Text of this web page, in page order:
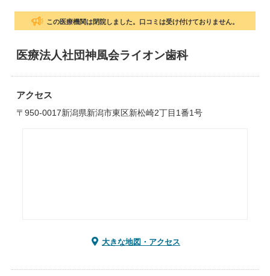
この医療機関は閉院しました。口コミは受け付けておりません。
医療法人社団神風会ライオン歯科
アクセス
〒950-0017新潟県新潟市東区新松崎2丁目1番1号
大きな地図・アクセス